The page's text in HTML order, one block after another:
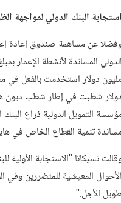
البنك الدولي لمواجهة
عن مساهمة صندوق إعادة
التمويل الدولية ذراع
تنمية القطاع الخاص في
تسيكاتا "الاستجابة
المعيشية للمتضررين وفي
الأجل."